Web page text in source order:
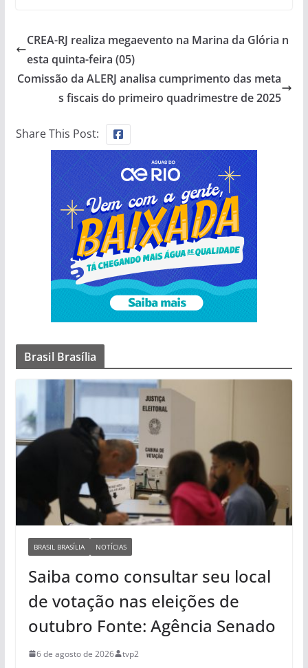
CREA-RJ realiza megaevento na Marina da Glória n
esta quinta-feira (05)
Comissão da ALERJ analisa cumprimento das meta
s fiscais do primeiro quadrimestre de 2025
Share This Post:
Brasil Brasília
BRASIL BRASÍLIA NOTÍCIAS
Saiba como consultar seu local
de votação nas eleições de
outubro Fonte: Agência Senado
6 de agosto de 2026 tvp2